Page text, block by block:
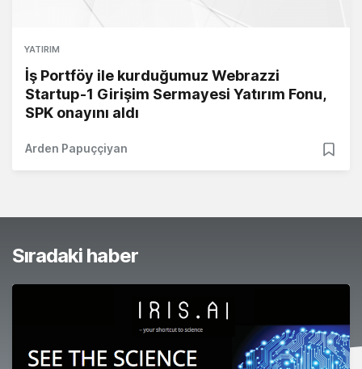
YATIRIM
İş Portföy ile kurduğumuz Webrazzi
Startup-1 Girişim Sermayesi Yatırım Fonu,
SPK onayını aldı
Arden Papuççiyan
Sıradaki haber